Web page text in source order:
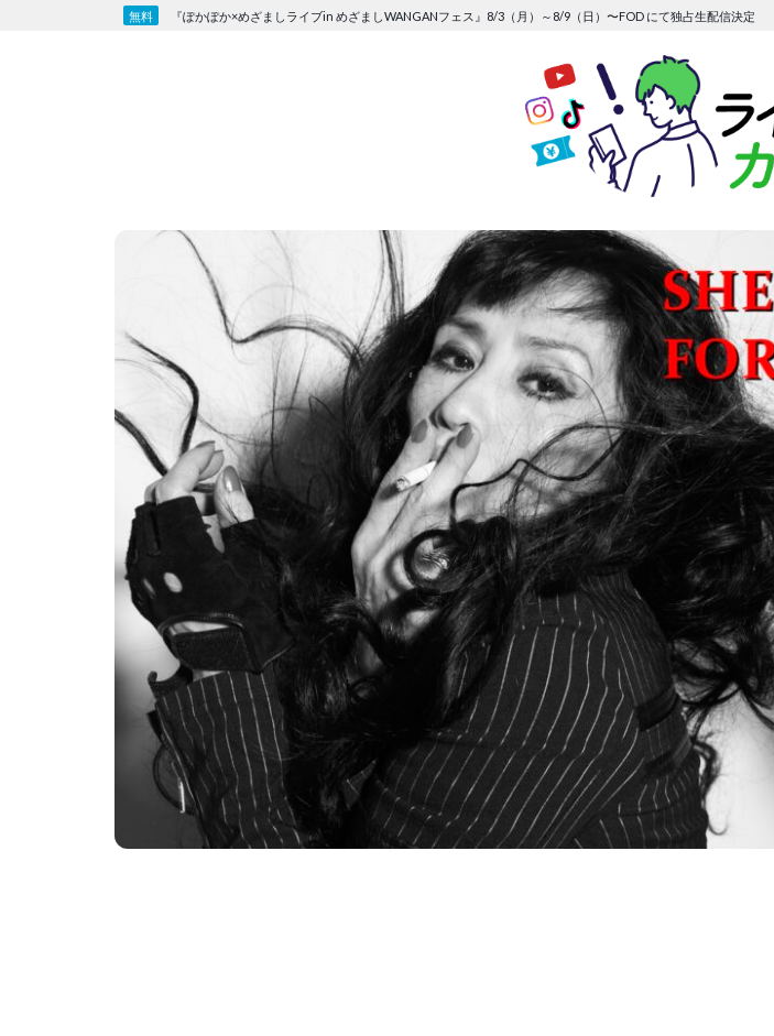
『ぽかぽか×めざましライブin めざましWANGANフェス』8/3（月）～8/9（日）〜FOD にて独占生配信決定